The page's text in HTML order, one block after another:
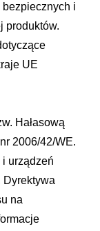
i
produktów.
UE
Hałasową
2006/42/WE.
i urządzeń
Dyrektywa
na